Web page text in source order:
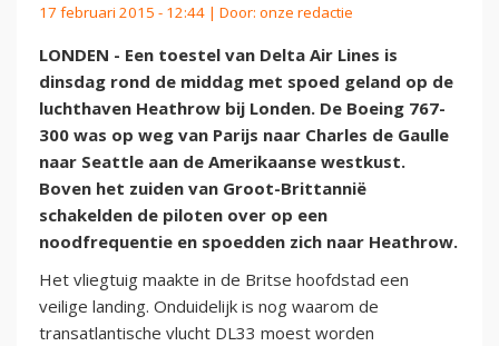
17 februari 2015 - 12:44 | Door: onze redactie
LONDEN - Een toestel van Delta Air Lines is
dinsdag rond de middag met spoed geland op de
luchthaven Heathrow bij Londen. De Boeing 767-
300 was op weg van Parijs naar Charles de Gaulle
naar Seattle aan de Amerikaanse westkust.
Boven het zuiden van Groot-Brittannië
schakelden de piloten over op een
noodfrequentie en spoedden zich naar Heathrow.
Het vliegtuig maakte in de Britse hoofdstad een
veilige landing. Onduidelijk is nog waarom de
transatlantische vlucht DL33 moest worden